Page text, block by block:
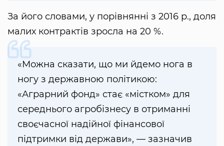
За його словами, у порівнянні з 2016 р., доля
малих контрактів зросла на 20 %.
«Можна сказати, що ми йдемо нога в
ногу з державною політикою:
«Аграрний фонд» стає «містком» для
середнього агробізнесу в отриманні
своєчасної надійної фінансової
підтримки від держави», — зазначив